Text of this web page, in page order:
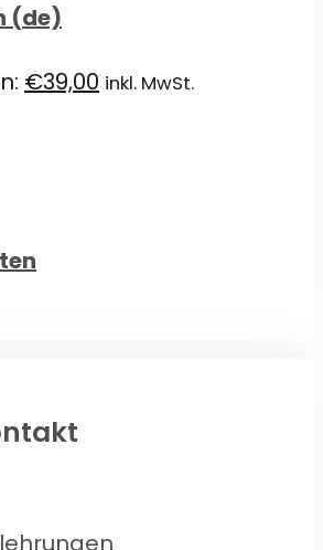
(de)
€39,00 Aktueller
inkl. MwSt.